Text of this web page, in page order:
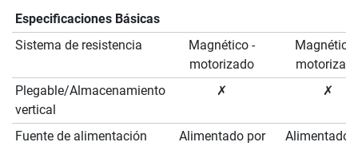
Especificaciones Básicas
Sistema de resistencia
Magnético -
motorizado
Magnético
Plegable/Almacenamiento
vertical
✗ ✗
Fuente de alimentación
Alimentado por
Alimentado